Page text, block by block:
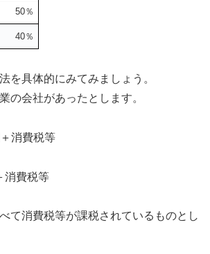
50％
40％
を具体的にみてみましょう。
の会社があったとします。
消費税等
費税等
て消費税等が課税されているものとし